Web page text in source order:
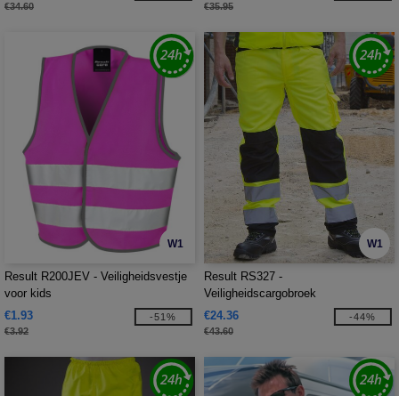
€34.60 €35.95
W1
Result R200JEV - Veiligheidsvestje
voor kids
€1.93
€3.92
-51%
W1
Result RS327 -
Veiligheidscargobroek
€24.36
€43.60
-44%